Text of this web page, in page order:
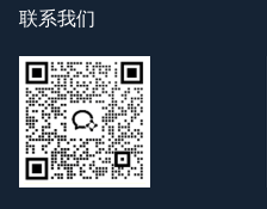
联系我们